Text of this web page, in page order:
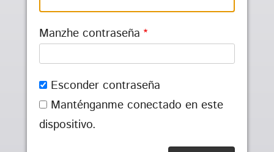
Manzhe contraseña
Esconder contraseña
Manténganme conectado en este
dispositivo.